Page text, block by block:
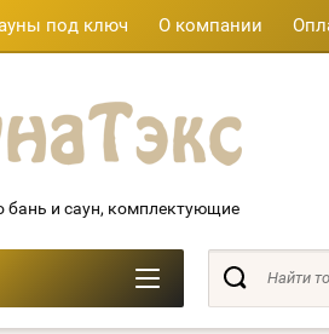
под ключ О компании
бань и саун, комплектующие